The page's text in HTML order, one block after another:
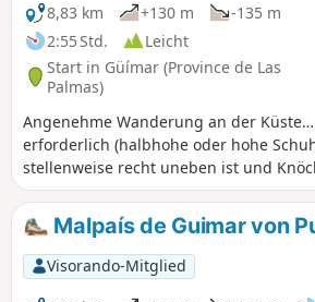
8,83 km
+130 m
-135 m
2:55 Std.
Leicht
Start in Güímar (Province de Las
Palmas)
Angenehme Wanderung an der
erforderlich (halbhohe oder hohe
stellenweise recht uneben ist und
rollenden Steinen über einen Großteil
beansprucht werden.
Malpaís de Guimar von
Visorando-Mitglied